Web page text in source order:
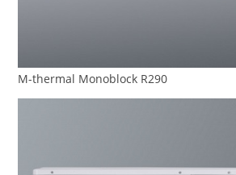
M-thermal Monoblock R290